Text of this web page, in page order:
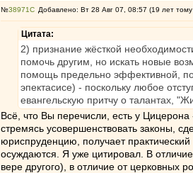
№38971 Добавлено: Вт 28 Авг 07, 08:57 (19 лет
Цитата:
2) признание жёсткой
помочь другим, но искать новые
помощь предельно эффективной,
эпектасисе) - поскольку любое
евангельскую притчу о талантах,
Всё, что Вы перечисли, есть у
стремясь усовершенствовать законы,
юриспруденцию, получает
осуждаются. Я уже цитировал. В
вере другого), в отличие от церковных